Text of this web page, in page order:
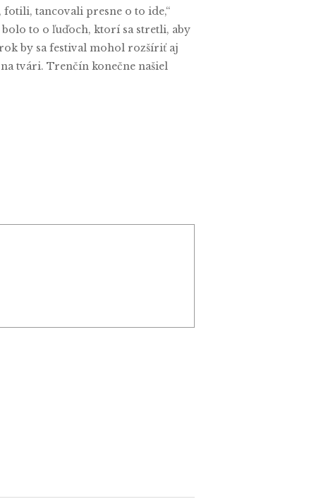
tancovali presne o to ide,“
to o ľuďoch, ktorí sa stretli, aby
by sa festival mohol rozšíriť aj
tvári. Trenčín konečne našiel
ani v nás.